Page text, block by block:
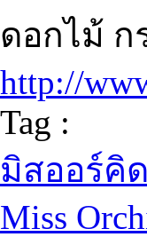
ดอกไม้ ก
http://
Tag :
มิสออร์คิด
Miss